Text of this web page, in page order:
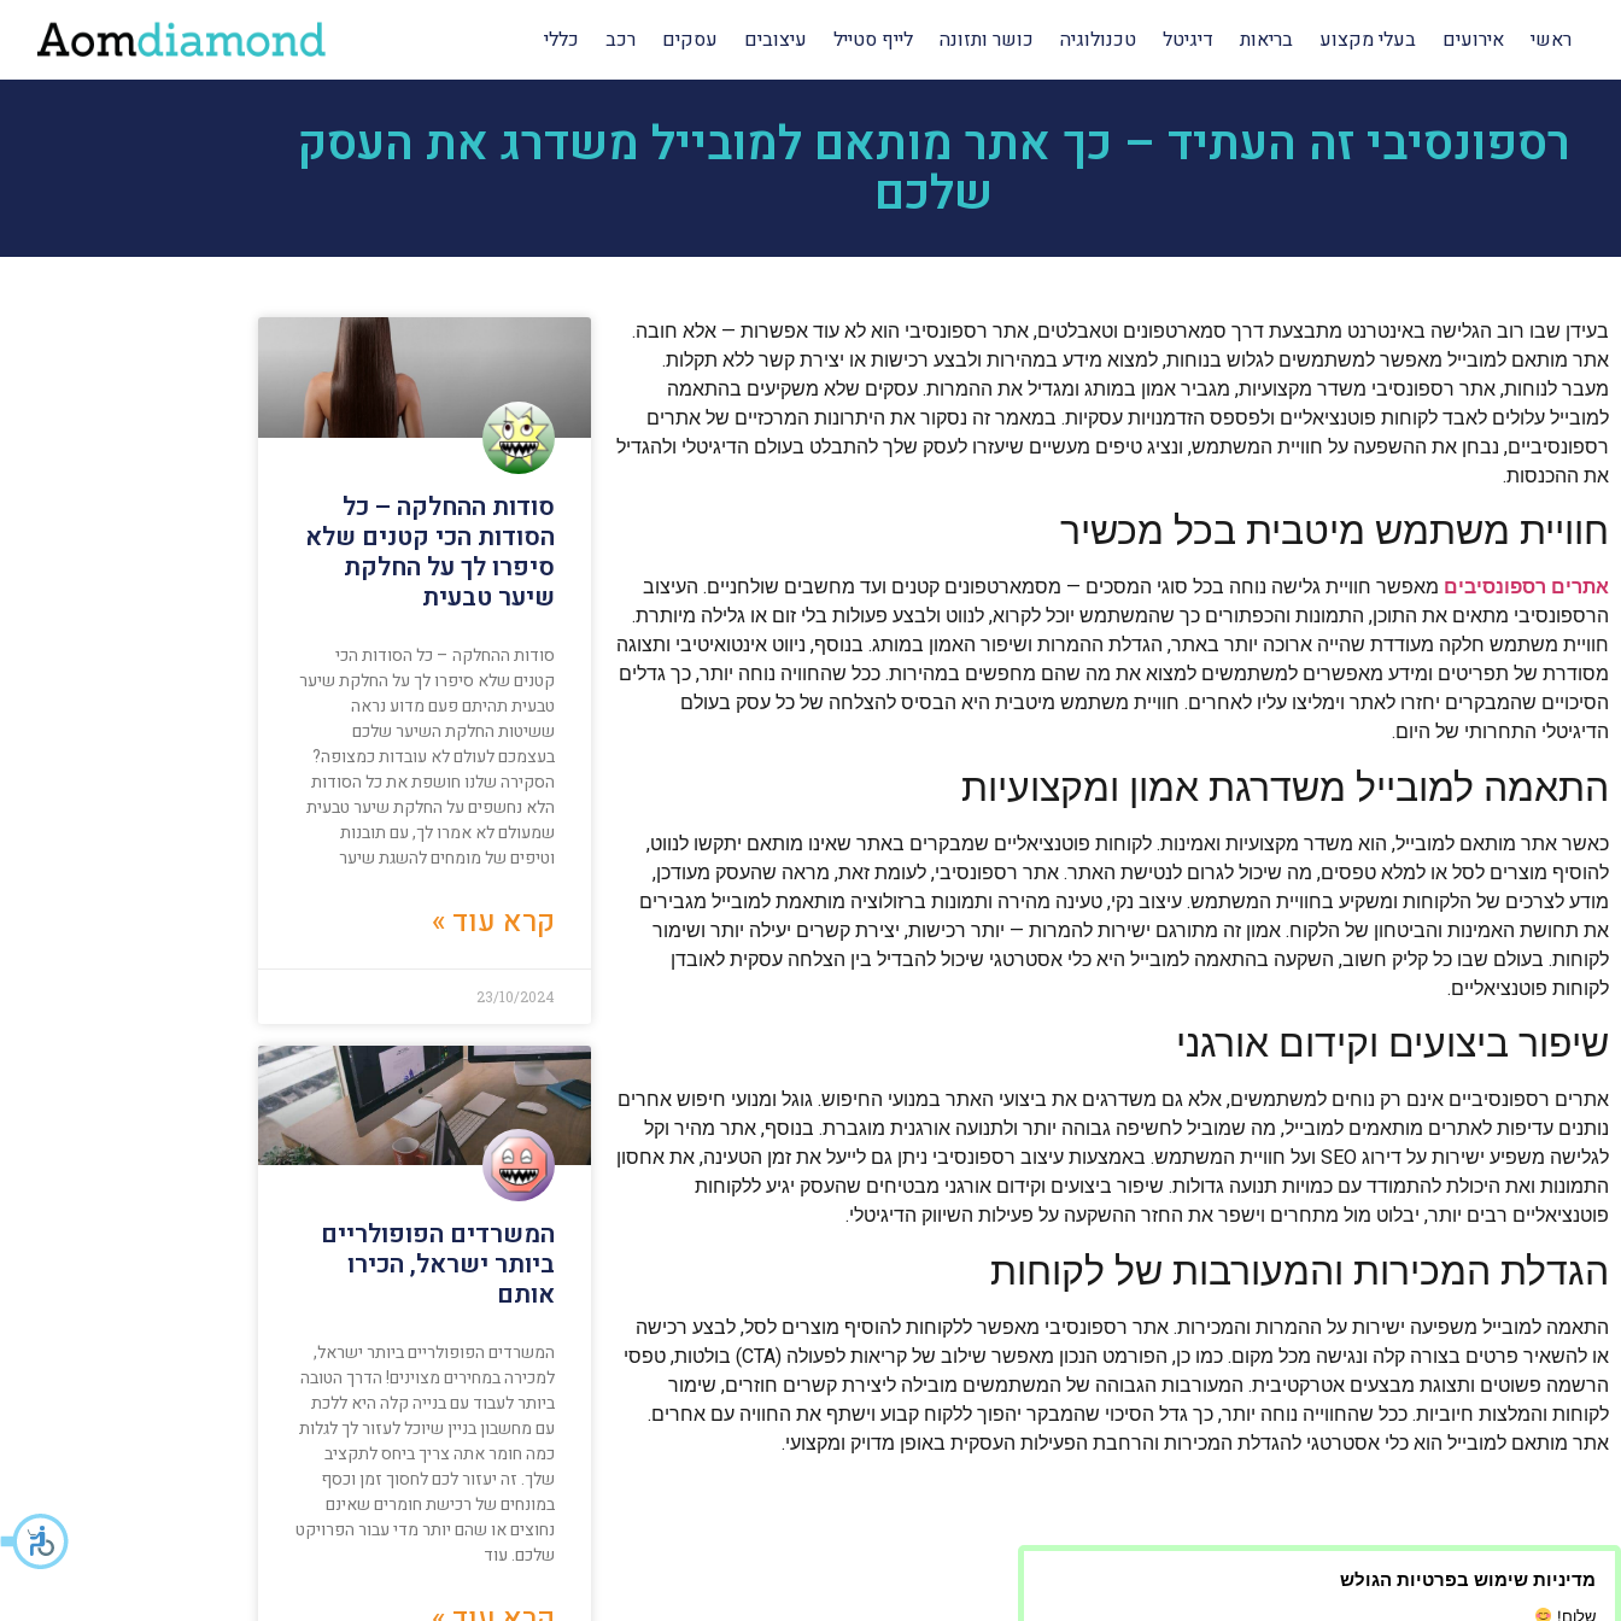
ראשי אירועים בעלי מקצוע בריאות דיגיטל טכנולוגיה כושר ותזונה לייף סטייל עיצובים עסקים רכב כללי
רספונסיבי זה העתיד – כך אתר מותאם למובייל משדרג את העסק
שלכם
בעידן שבו רוב הגלישה באינטרנט מתבצעת דרך סמארטפונים וטאבלטים, אתר רספונסיבי הוא לא עוד אפשרות — אלא חובה.
אתר מותאם למובייל מאפשר למשתמשים לגלוש בנוחות, למצוא מידע במהירות ולבצע רכישות או יצירת קשר ללא תקלות.
מעבר לנוחות, אתר רספונסיבי משדר מקצועיות, מגביר אמון במותג ומגדיל את ההמרות. עסקים שלא משקיעים בהתאמה
למובייל עלולים לאבד לקוחות פוטנציאליים ולפספס הזדמנויות עסקיות. במאמר זה נסקור את היתרונות המרכזיים של אתרים
רספונסיביים, נבחן את ההשפעה על חוויית המשתמש, ונציג טיפים מעשיים שיעזרו לעסק שלך להתבלט בעולם הדיגיטלי ולהגדיל
את ההכנסות.
חוויית משתמש מיטבית בכל מכשיר
אתרים רספונסיבים מאפשר חוויית גלישה נוחה בכל סוגי המסכים — מסמארטפונים קטנים ועד מחשבים שולחניים. העיצוב
הרספונסיבי מתאים את התוכן, התמונות והכפתורים כך שהמשתמש יוכל לקרוא, לנווט ולבצע פעולות בלי זום או גלילה מיותרת.
חוויית משתמש חלקה מעודדת שהייה ארוכה יותר באתר, הגדלת ההמרות ושיפור האמון במותג. בנוסף, ניווט אינטואיטיבי ותצוגה
מסודרת של תפריטים ומידע מאפשרים למשתמשים למצוא את מה שהם מחפשים במהירות. ככל שהחוויה נוחה יותר, כך גדלים
הסיכויים שהמבקרים יחזרו לאתר וימליצו עליו לאחרים. חוויית משתמש מיטבית היא הבסיס להצלחה של כל עסק בעולם
הדיגיטלי התחרותי של היום.
התאמה למובייל משדרגת אמון ומקצועיות
כאשר אתר מותאם למובייל, הוא משדר מקצועיות ואמינות. לקוחות פוטנציאליים שמבקרים באתר שאינו מותאם יתקשו לנווט,
להוסיף מוצרים לסל או למלא טפסים, מה שיכול לגרום לנטישת האתר. אתר רספונסיבי, לעומת זאת, מראה שהעסק מעודכן,
מודע לצרכים של הלקוחות ומשקיע בחוויית המשתמש. עיצוב נקי, טעינה מהירה ותמונות ברזולוציה מותאמת למובייל מגבירים
את תחושת האמינות והביטחון של הלקוח. אמון זה מתורגם ישירות להמרות — יותר רכישות, יצירת קשרים יעילה יותר ושימור
לקוחות. בעולם שבו כל קליק חשוב, השקעה בהתאמה למובייל היא כלי אסטרטגי שיכול להבדיל בין הצלחה עסקית לאובדן
לקוחות פוטנציאליים.
שיפור ביצועים וקידום אורגני
אתרים רספונסיביים אינם רק נוחים למשתמשים, אלא גם משדרגים את ביצועי האתר במנועי החיפוש. גוגל ומנועי חיפוש אחרים
נותנים עדיפות לאתרים מותאמים למובייל, מה שמוביל לחשיפה גבוהה יותר ולתנועה אורגנית מוגברת. בנוסף, אתר מהיר וקל
לגלישה משפיע ישירות על דירוג SEO ועל חוויית המשתמש. באמצעות עיצוב רספונסיבי ניתן גם לייעל את זמן הטעינה, את אחסון
התמונות ואת היכולת להתמודד עם כמויות תנועה גדולות. שיפור ביצועים וקידום אורגני מבטיחים שהעסק יגיע ללקוחות
פוטנציאליים רבים יותר, יבלוט מול מתחרים וישפר את החזר ההשקעה על פעילות השיווק הדיגיטלי.
הגדלת המכירות והמעורבות של לקוחות
התאמה למובייל משפיעה ישירות על ההמרות והמכירות. אתר רספונסיבי מאפשר ללקוחות להוסיף מוצרים לסל, לבצע רכישה
או להשאיר פרטים בצורה קלה ונגישה מכל מקום. כמו כן, הפורמט הנכון מאפשר שילוב של קריאות לפעולה (CTA) בולטות, טפסי
הרשמה פשוטים ותצוגת מבצעים אטרקטיבית. המעורבות הגבוהה של המשתמשים מובילה ליצירת קשרים חוזרים, שימור
לקוחות והמלצות חיוביות. ככל שהחווייה נוחה יותר, כך גדל הסיכוי שהמבקר יהפוך ללקוח קבוע וישתף את החוויה עם אחרים.
אתר מותאם למובייל הוא כלי אסטרטגי להגדלת המכירות והרחבת הפעילות העסקית באופן מדויק ומקצועי.
סודות ההחלקה – כל
הסודות הכי קטנים שלא
סיפרו לך על החלקת
שיער טבעית
סודות ההחלקה – כל הסודות הכי
קטנים שלא סיפרו לך על החלקת שיער
טבעית תהיתם פעם מדוע נראה
ששיטות החלקת השיער שלכם
בעצמכם לעולם לא עובדות כמצופה?
הסקירה שלנו חושפת את כל הסודות
הלא נחשפים על החלקת שיער טבעית
שמעולם לא אמרו לך, עם תובנות
וטיפים של מומחים להשגת שיער
קרא עוד »
23/10/2024
המשרדים הפופולריים
ביותר ישראל, הכירו
אותם
המשרדים הפופולריים ביותר ישראל,
למכירה במחירים מצוינים! הדרך הטובה
ביותר לעבוד עם בנייה קלה היא ללכת
עם מחשבון בניין שיוכל לעזור לך לגלות
כמה חומר אתה צריך ביחס לתקציב
שלך. זה יעזור לכם לחסוך זמן וכסף
במונחים של רכישת חומרים שאינם
נחוצים או שהם יותר מדי עבור הפרויקט
שלכם. עוד
מדיניות שימוש בפרטיות הגולש
שלום!